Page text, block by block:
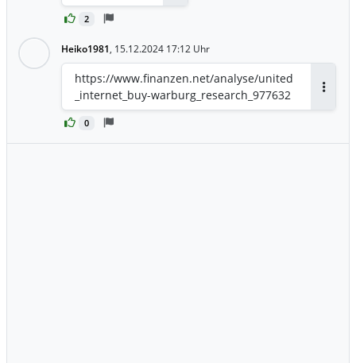
2
Heiko1981, 15.12.2024 17:12 Uhr
0
https://www.finanzen.net/analyse/united
_internet_buy-warburg_research_977632